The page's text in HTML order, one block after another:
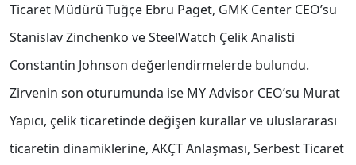
Ticaret Müdürü Tuğçe Ebru Paget, GMK Center CEO’su
Stanislav Zinchenko ve SteelWatch Çelik Analisti
Constantin Johnson değerlendirmelerde bulundu.
Zirvenin son oturumunda ise MY Advisor CEO’su Murat
Yapıcı, çelik ticaretinde değişen kurallar ve uluslararası
ticaretin dinamiklerine, AKÇT Anlaşması, Serbest Ticaret